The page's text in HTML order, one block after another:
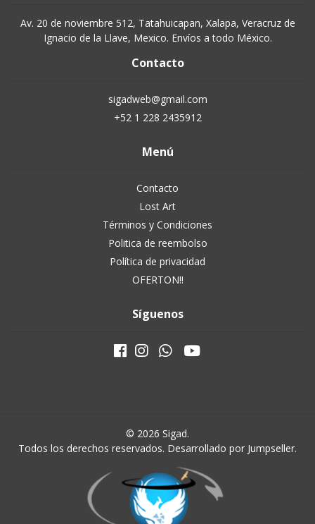
Av. 20 de noviembre 512, Tatahuicapan, Xalapa, Veracruz de
Ignacio de la Llave, Mexico. Envíos a todo México.
Contacto
sigadweb@gmail.com
+52 1 228 2435912
Menú
Contacto
Lost Art
Términos y Condiciones
Politica de reembolso
Política de privacidad
OFERTON!!
Síguenos
© 2026 Sigad.
Todos los derechos reservados. Desarrollado por Jumpseller.